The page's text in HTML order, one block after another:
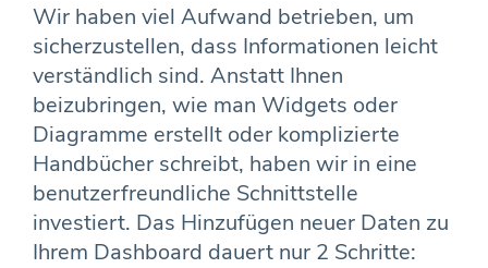
Wir haben viel Aufwand betrieben, um
sicherzustellen, dass Informationen leicht
verständlich sind. Anstatt Ihnen
beizubringen, wie man Widgets oder
Diagramme erstellt oder komplizierte
Handbücher schreibt, haben wir in eine
benutzerfreundliche Schnittstelle
investiert. Das Hinzufügen neuer Daten zu
Ihrem Dashboard dauert nur 2 Schritte: